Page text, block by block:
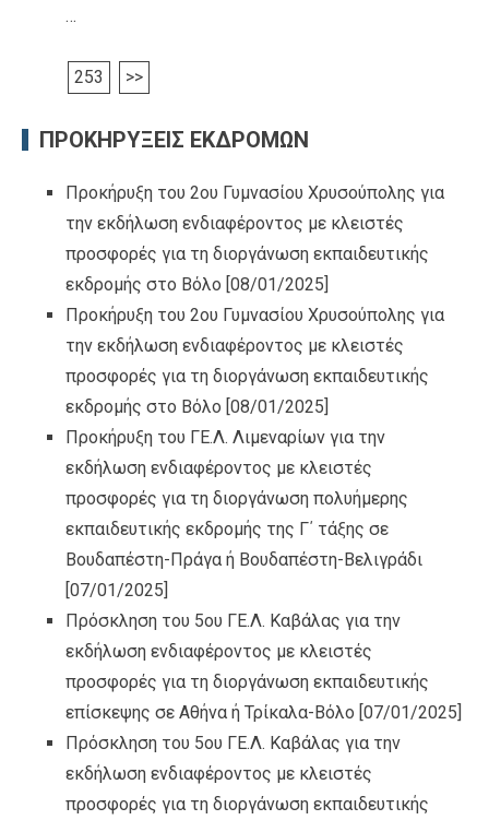
…
253 >>
ΠΡΟΚΗΡΥΞΕΙΣ ΕΚΔΡΟΜΩΝ
Προκήρυξη του 2ου Γυμνασίου Χρυσούπολης για
την εκδήλωση ενδιαφέροντος με κλειστές
προσφορές για τη διοργάνωση εκπαιδευτικής
εκδρομής στο Βόλο [08/01/2025]
Προκήρυξη του 2ου Γυμνασίου Χρυσούπολης για
την εκδήλωση ενδιαφέροντος με κλειστές
προσφορές για τη διοργάνωση εκπαιδευτικής
εκδρομής στο Βόλο [08/01/2025]
Προκήρυξη του ΓΕ.Λ. Λιμεναρίων για την
εκδήλωση ενδιαφέροντος με κλειστές
προσφορές για τη διοργάνωση πολυήμερης
εκπαιδευτικής εκδρομής της Γ΄ τάξης σε
Βουδαπέστη-Πράγα ή Βουδαπέστη-Βελιγράδι
[07/01/2025]
Πρόσκληση του 5ου ΓΕ.Λ. Καβάλας για την
εκδήλωση ενδιαφέροντος με κλειστές
προσφορές για τη διοργάνωση εκπαιδευτικής
επίσκεψης σε Αθήνα ή Τρίκαλα-Βόλο [07/01/2025]
Πρόσκληση του 5ου ΓΕ.Λ. Καβάλας για την
εκδήλωση ενδιαφέροντος με κλειστές
προσφορές για τη διοργάνωση εκπαιδευτικής